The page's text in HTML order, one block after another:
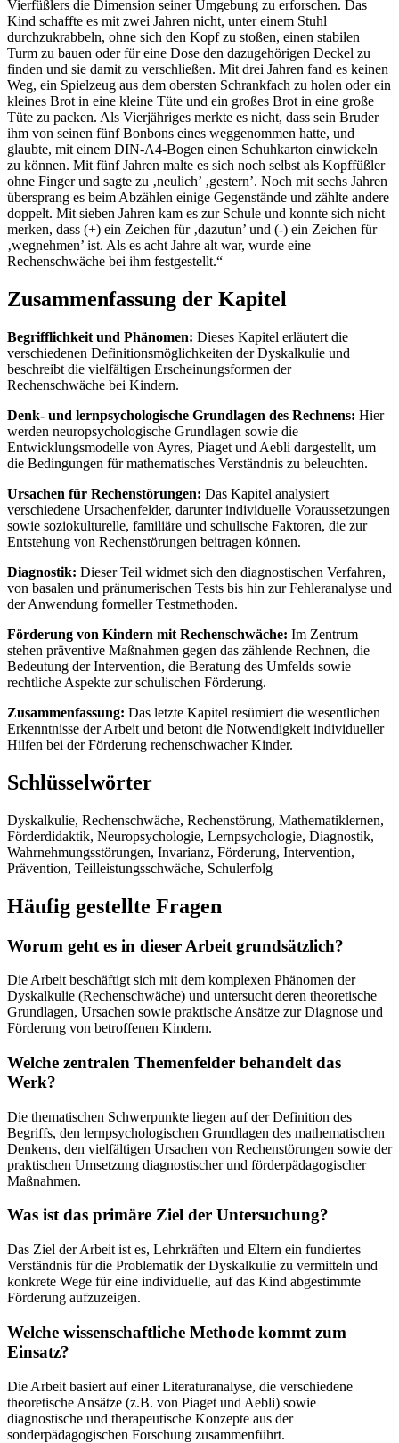
Vierfüßlers die Dimension seiner Umgebung zu erforschen. Das
Kind schaffte es mit zwei Jahren nicht, unter einem Stuhl
durchzukrabbeln, ohne sich den Kopf zu stoßen, einen stabilen
Turm zu bauen oder für eine Dose den dazugehörigen Deckel zu
finden und sie damit zu verschließen. Mit drei Jahren fand es keinen
Weg, ein Spielzeug aus dem obersten Schrankfach zu holen oder ein
kleines Brot in eine kleine Tüte und ein großes Brot in eine große
Tüte zu packen. Als Vierjähriges merkte es nicht, dass sein Bruder
ihm von seinen fünf Bonbons eines weggenommen hatte, und
glaubte, mit einem DIN-A4-Bogen einen Schuhkarton einwickeln
zu können. Mit fünf Jahren malte es sich noch selbst als Kopffüßler
ohne Finger und sagte zu ‚neulich’ ‚gestern’. Noch mit sechs Jahren
übersprang es beim Abzählen einige Gegenstände und zählte andere
doppelt. Mit sieben Jahren kam es zur Schule und konnte sich nicht
merken, dass (+) ein Zeichen für ‚dazutun’ und (-) ein Zeichen für
‚wegnehmen’ ist. Als es acht Jahre alt war, wurde eine
Rechenschwäche bei ihm festgestellt.“
Zusammenfassung der Kapitel
Begrifflichkeit und Phänomen: Dieses Kapitel erläutert die
verschiedenen Definitionsmöglichkeiten der Dyskalkulie und
beschreibt die vielfältigen Erscheinungsformen der
Rechenschwäche bei Kindern.
Denk- und lernpsychologische Grundlagen des Rechnens: Hier
werden neuropsychologische Grundlagen sowie die
Entwicklungsmodelle von Ayres, Piaget und Aebli dargestellt, um
die Bedingungen für mathematisches Verständnis zu beleuchten.
Ursachen für Rechenstörungen: Das Kapitel analysiert
verschiedene Ursachenfelder, darunter individuelle Voraussetzungen
sowie soziokulturelle, familiäre und schulische Faktoren, die zur
Entstehung von Rechenstörungen beitragen können.
Diagnostik: Dieser Teil widmet sich den diagnostischen Verfahren,
von basalen und pränumerischen Tests bis hin zur Fehleranalyse und
der Anwendung formeller Testmethoden.
Förderung von Kindern mit Rechenschwäche: Im Zentrum
stehen präventive Maßnahmen gegen das zählende Rechnen, die
Bedeutung der Intervention, die Beratung des Umfelds sowie
rechtliche Aspekte zur schulischen Förderung.
Zusammenfassung: Das letzte Kapitel resümiert die wesentlichen
Erkenntnisse der Arbeit und betont die Notwendigkeit individueller
Hilfen bei der Förderung rechenschwacher Kinder.
Schlüsselwörter
Dyskalkulie, Rechenschwäche, Rechenstörung, Mathematiklernen,
Förderdidaktik, Neuropsychologie, Lernpsychologie, Diagnostik,
Wahrnehmungsstörungen, Invarianz, Förderung, Intervention,
Prävention, Teilleistungsschwäche, Schulerfolg
Häufig gestellte Fragen
Worum geht es in dieser Arbeit grundsätzlich?
Die Arbeit beschäftigt sich mit dem komplexen Phänomen der
Dyskalkulie (Rechenschwäche) und untersucht deren theoretische
Grundlagen, Ursachen sowie praktische Ansätze zur Diagnose und
Förderung von betroffenen Kindern.
Welche zentralen Themenfelder behandelt das
Werk?
Die thematischen Schwerpunkte liegen auf der Definition des
Begriffs, den lernpsychologischen Grundlagen des mathematischen
Denkens, den vielfältigen Ursachen von Rechenstörungen sowie der
praktischen Umsetzung diagnostischer und förderpädagogischer
Maßnahmen.
Was ist das primäre Ziel der Untersuchung?
Das Ziel der Arbeit ist es, Lehrkräften und Eltern ein fundiertes
Verständnis für die Problematik der Dyskalkulie zu vermitteln und
konkrete Wege für eine individuelle, auf das Kind abgestimmte
Förderung aufzuzeigen.
Welche wissenschaftliche Methode kommt zum
Einsatz?
Die Arbeit basiert auf einer Literaturanalyse, die verschiedene
theoretische Ansätze (z.B. von Piaget und Aebli) sowie
diagnostische und therapeutische Konzepte aus der
sonderpädagogischen Forschung zusammenführt.